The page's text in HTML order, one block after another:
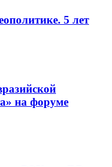
5 лет
на форуме